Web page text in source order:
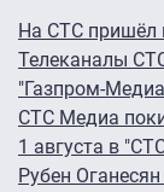
На СТС пришёл
Телеканалы
"Газпром-
СТС Медиа
1 августа в
Рубен